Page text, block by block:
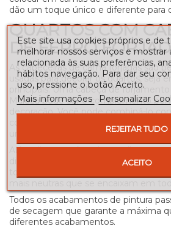
dão um toque único e diferente para
QUARTOS COM
DE FERRO
As cabeceiras de cama forjadas são
usadas para decorar os quartos, seja
principais. Uma cabeça de
Maleza pode ser o complemento
decoração. Você pode combiná-lo
um ambiente moderno e uma
Além disso, você pode escolher
diferentes acabamentos de pintura.
Todos os acabamentos de pintura
de secagem que garante a máxima
diferentes acabamentos.
Este site usa cookies próprios e de
melhorar nossos serviços e mostrar
relacionada às suas preferências,
hábitos navegação. Para dar seu
uso, pressione o botão Aceito.
Mais informações
Personalizar
REJEITAR TUDO
ACEITO